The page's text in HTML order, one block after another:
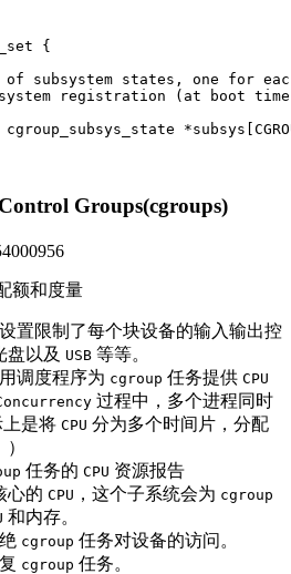
{
of subsystem states, one for
registration (at boot
cgroup_subsys_state *subsys [
Groups(cgroups)
额和度量
置限制了每个块设备的输入输出控
盘以及 USB 等等。
调度程序为 cgroup 任务提供 CPU
过程中，多个进程同时
上是将 CPU 分为多个时间片，分配
任务的 CPU 资源报告
心的 CPU ，这个子系统会为 cgroup
和内存。
cgroup 任务对设备的访问。
cgroup 任务。